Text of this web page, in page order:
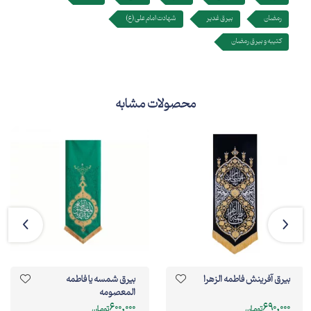
رمضان
بیرق غدیر
شهادت امام علی (ع)
کتیبه و بیرق رمضان
محصولات مشابه
بیرق آفرینش فاطمه الزهرا
بیرق شمسه یا فاطمه
المعصومه